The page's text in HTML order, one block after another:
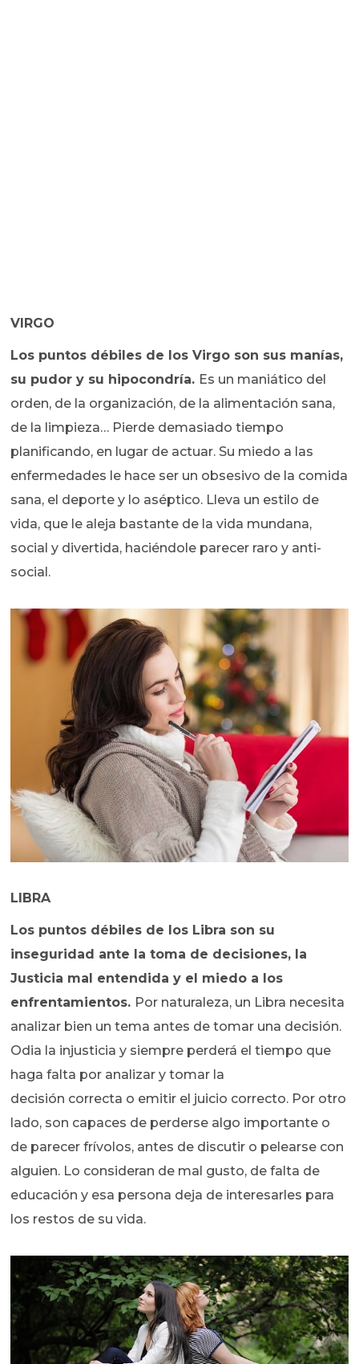
VIRGO
Los puntos débiles de los Virgo son sus manías,
su pudor y su hipocondría. Es un maniático del
orden, de la organización, de la alimentación sana,
de la limpieza… Pierde demasiado tiempo
planificando, en lugar de actuar. Su miedo a las
enfermedades le hace ser un obsesivo de la comida
sana, el deporte y lo aséptico. Lleva un estilo de
vida, que le aleja bastante de la vida mundana,
social y divertida, haciéndole parecer raro y anti-
social.
LIBRA
Los puntos débiles de los Libra son su
inseguridad ante la toma de decisiones, la
Justicia mal entendida y el miedo a los
enfrentamientos. Por naturaleza, un Libra necesita
analizar bien un tema antes de tomar una decisión.
Odia la injusticia y siempre perderá el tiempo que
haga falta por analizar y tomar la
decisión correcta o emitir el juicio correcto. Por otro
lado, son capaces de perderse algo importante o
de parecer frívolos, antes de discutir o pelearse con
alguien. Lo consideran de mal gusto, de falta de
educación y esa persona deja de interesarles para
los restos de su vida.